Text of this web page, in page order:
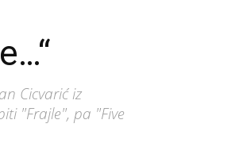
Cicvarić iz
"Frajle", pa "Five